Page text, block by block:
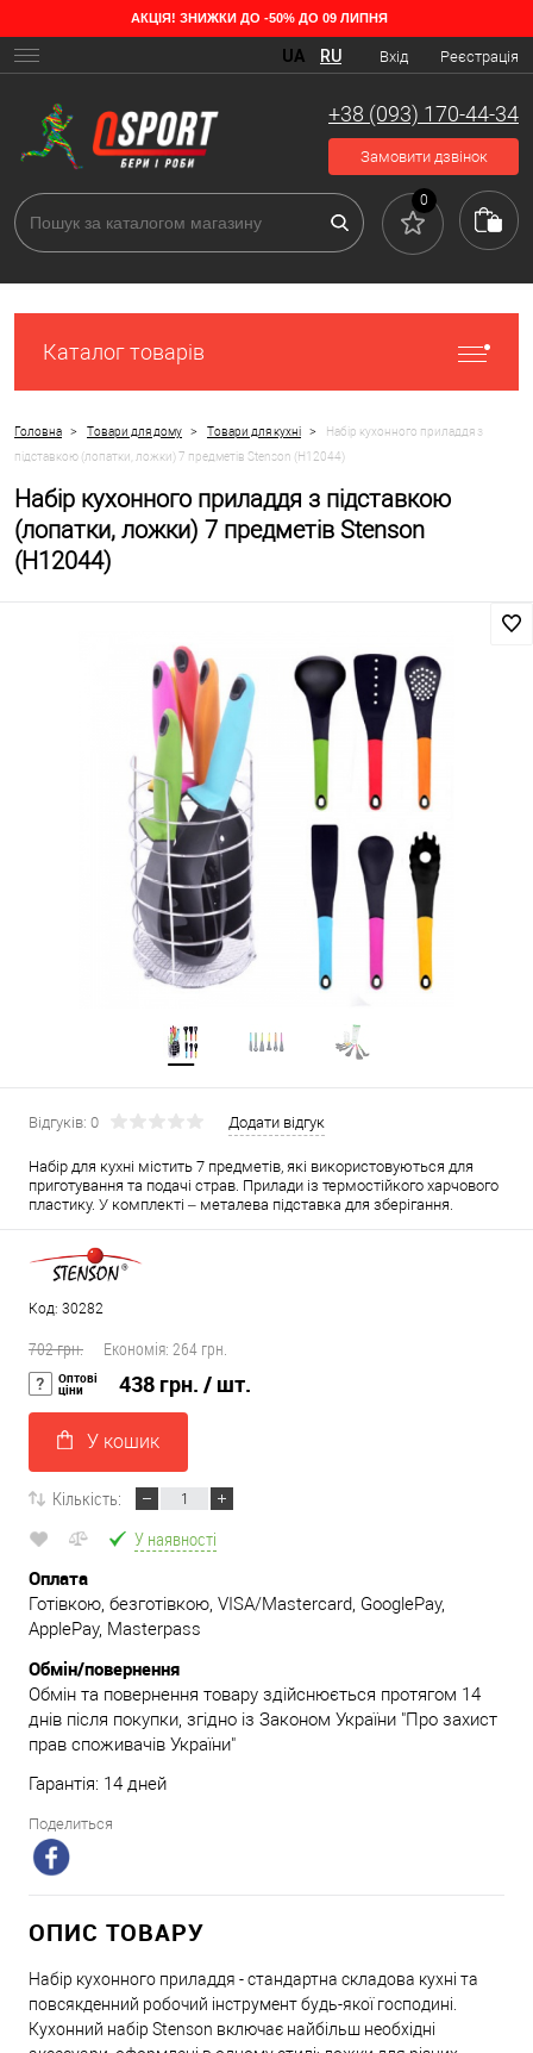
АКЦІЯ! ЗНИЖКИ ДО -50% ДО 09 ЛИПНЯ
Вхід Реєстрація
UA RU
+38 (093) 170-44-34
Замовити дзвінок
0
Каталог товарів
Головна > Товари для дому > Товари для кухні >
Набір кухонного приладдя з
підставкою (лопатки, ложки) 7 предметів Stenson (H12044)
Набір кухонного приладдя з підставкою
(лопатки, ложки) 7 предметів Stenson
(H12044)
Відгуків: 0 Додати відгук
Набір для кухні містить 7 предметів, які використовуються для
приготування та подачі страв. Прилади із термостійкого харчового
пластику. У комплекті – металева підставка для зберігання.
Код: 30282
702 грн. Економія: 264 грн.
Оптові
ціни 438 грн. / шт.
У кошик
Кількість:
У наявності
Оплата
Готівкою, безготівкою, VISA/Mastercard, GooglePay,
ApplePay, Masterpass
Обмін/повернення
Обмін та повернення товару здійснюється протягом 14
днів після покупки, згідно із Законом України "Про захист
прав споживачів України"
Гарантія: 14 дней
Поделиться
ОПИС ТОВАРУ
Набір кухонного приладдя - стандартна складова кухні та
повсякденний робочий інструмент будь-якої господині.
Кухонний набір Stenson включає найбільш необхідні